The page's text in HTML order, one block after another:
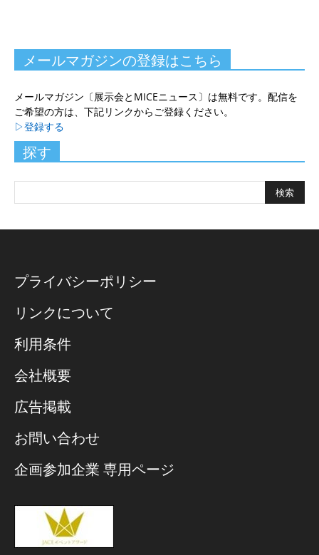
メールマガジンの登録はこちら
メールマガジン〔展示会とMICEニュース〕は無料です。配信を
ご希望の方は、下記リンクからご登録ください。
▷登録する
探す
プライバシーポリシー
リンクについて
利用条件
会社概要
広告掲載
お問い合わせ
企画参加企業 専用ページ